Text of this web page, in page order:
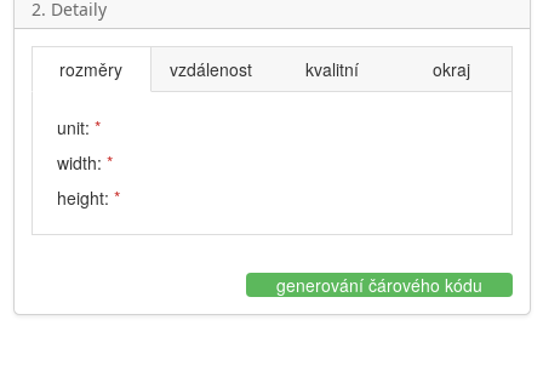
2. Detaily
rozměry vzdálenost kvalitní okraj
unit: *
width: *
height: *
generování čárového kódu